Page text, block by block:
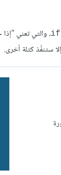
، والتي تعني